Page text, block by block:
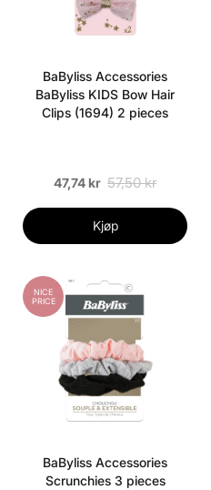
BaByliss Accessories
BaByliss KIDS Bow Hair
Clips (1694) 2 pieces
47,74 kr 57,50 kr
Kjøp
NICE
PRICE
BaByliss Accessories
Scrunchies 3 pieces